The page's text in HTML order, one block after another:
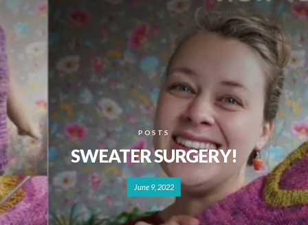
POSTS
SWEATER SURGERY!
June 9, 2022